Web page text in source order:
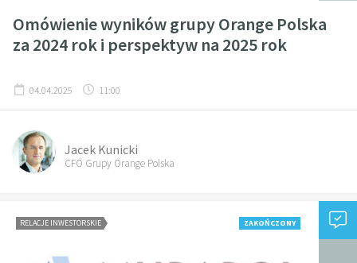
Omówienie wyników grupy Orange Polska
za 2024 rok i perspektyw na 2025 rok
04.04.2025 11:00
Jacek Kunicki
CFO Grupy Orange Polska
RELACJE INWESTORSKIE ZAKOŃCZONY